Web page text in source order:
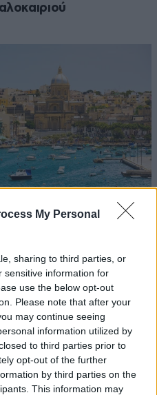
My Personal
sharing to third parties, or
sensitive information for
use the below opt-out
Please note that after your
may continue seeing
information utilized by
to third parties prior to
opt-out of the further
by third parties on the
This information may